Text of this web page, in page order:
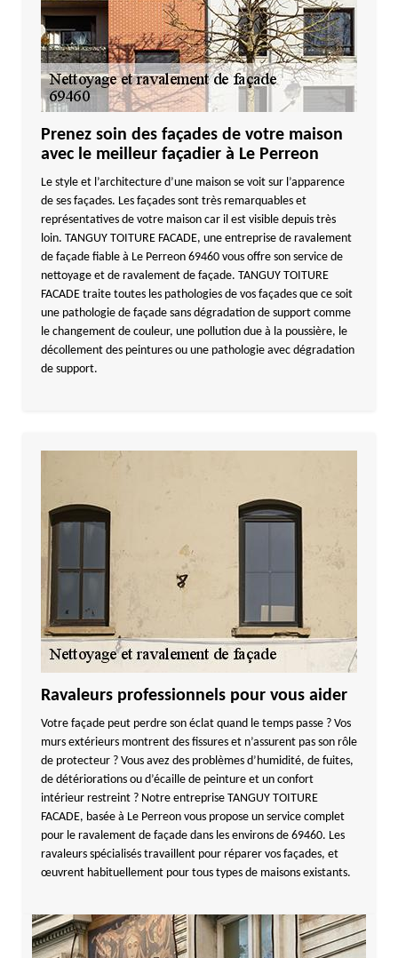
Prenez soin des façades de votre maison
avec le meilleur façadier à Le Perreon
Le style et l’architecture d’une maison se voit sur l’apparence
de ses façades. Les façades sont très remarquables et
représentatives de votre maison car il est visible depuis très
loin. TANGUY TOITURE FACADE, une entreprise de ravalement
de façade fiable à Le Perreon 69460 vous offre son service de
nettoyage et de ravalement de façade. TANGUY TOITURE
FACADE traite toutes les pathologies de vos façades que ce soit
une pathologie de façade sans dégradation de support comme
le changement de couleur, une pollution due à la poussière, le
décollement des peintures ou une pathologie avec dégradation
de support.
Ravaleurs professionnels pour vous aider
Votre façade peut perdre son éclat quand le temps passe ? Vos
murs extérieurs montrent des fissures et n’assurent pas son rôle
de protecteur ? Vous avez des problèmes d’humidité, de fuites,
de détériorations ou d’écaille de peinture et un confort
intérieur restreint ? Notre entreprise TANGUY TOITURE
FACADE, basée à Le Perreon vous propose un service complet
pour le ravalement de façade dans les environs de 69460. Les
ravaleurs spécialisés travaillent pour réparer vos façades, et
œuvrent habituellement pour tous types de maisons existants.